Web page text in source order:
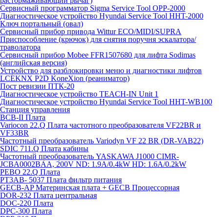
Сервисный программатор Sigma Service Tool OPP-2000
Диагностическое устройство Hyundai Service Tool HHT-2000
Ключ портальный (овал)
Сервисный прибор привода Wittur ECO/MIDI/SUPRA
Приспособление (крючок) для снятия поручня эскалатора/
траволатора
Сервисный прибор Mobee FFR1507680 для лифта Sodimas
(английская версия)
Устройство для разблокировки меню и диагностики лифтов
LCEKNX P2D KoneXion (реаниматор)
Пост ревизии ПТК-20
Диагностическое устройство TEACH-IN Unit 1
Диагностическое устройство Hyundai Service Tool HHT-WB100
Станция управления
BCB-II Плата
Variocon 22.Q Плата частотного преобразователя VF22BR и
VF33BR
Частотный преобразователь Variodyn VF 22 BR (DR-VAB22)
SDIC 711.Q Плата кабины
Частотный преобразователь YASKAWA J1000 CIMR-
JCBA0002BAA, 200V ND: 1.9A/0.4kW HD: 1.6A/0.2kW
PEBO 22.Q Плата
РТ3АВ- 5037 Плата фильтр питания
GECB-AP Материнская плата + GECB Процессорная
DOR-232 Плата центральная
DOC-220 Плата
DPC-300 Плата